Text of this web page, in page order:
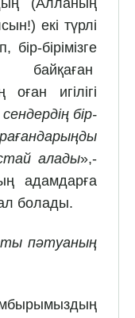
екі түрлі
бірімізге
игілігі
бір-
алады»,-
адамдарға
болады.
пәтуаның